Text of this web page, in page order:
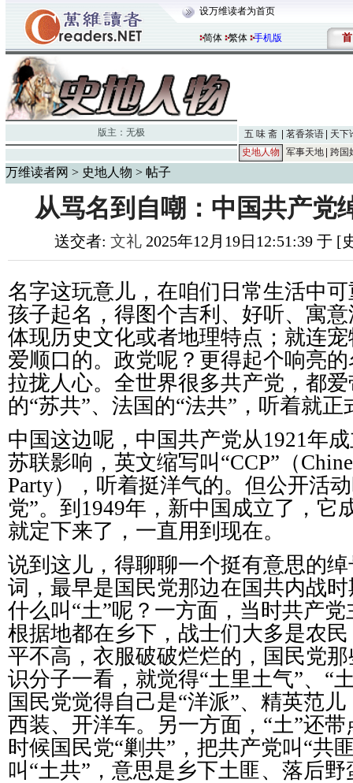
设万维读者为首页
简体 繁体 手机版 首
版主： 无极 五 味 斋 茗香茶语
天下
史地人物
军事天地 跨国
万维读者网 > 史地人物 > 帖子
从骂名到自嘲：中国共产党
送交者: 文礼 2025年12月19日12:51:39 于
名字这玩意儿，在咱们日常生活中
孩子起名，得图个吉利、好听、寓
体现历史文化或者地理特点；就连
爱顺口的。政党呢？更得起个响亮
拉拢人心。全世界很多共产党，都
的“苏共”、法国的“法共”，听着就正
中国这边呢，中国共产党从1921年
苏联影响，英文缩写叫“CCP”（
Party），听着挺洋气的。但公开活
党”。到1949年，新中国成立了，它
就定下来了，一直用到现在。
说到这儿，得聊聊一个挺有意思的
词，最早是国民党那边在国共内战
什么叫“土”呢？一方面，当时共产
根据地都在乡下，战士们大多是农
平不高，衣服破破烂烂的，国民党
识分子一看，就觉得“土里土气”、“
国民党觉得自己是“洋派”、精英范
西装、开洋车。另一方面，“土”还
时候国民党“剿共”，把共产党叫“共
叫“土共”，意思是乡下土匪、落后野